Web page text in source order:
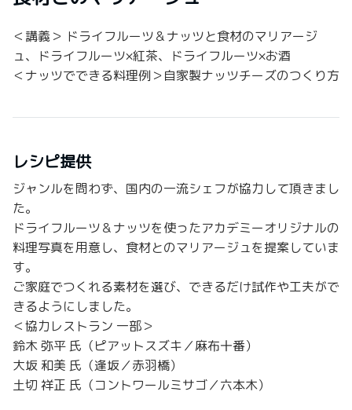
＜講義＞ ドライフルーツ＆ナッツと食材のマリアージ
ュ、ドライフルーツ×紅茶、ドライフルーツ×お酒
＜ナッツでできる料理例＞自家製ナッツチーズのつくり方
レシピ提供
ジャンルを問わず、国内の一流シェフが協力して頂きまし
た。
ドライフルーツ＆ナッツを使ったアカデミーオリジナルの
料理写真を用意し、食材とのマリアージュを提案していま
す。
ご家庭でつくれる素材を選び、できるだけ試作や工夫がで
きるようにしました。
＜協力レストラン 一部＞
鈴木 弥平 氏（ピアットスズキ／麻布十番）
大坂 和美 氏（逢坂／赤羽橋）
土切 祥正 氏（コントワールミサゴ／六本木）